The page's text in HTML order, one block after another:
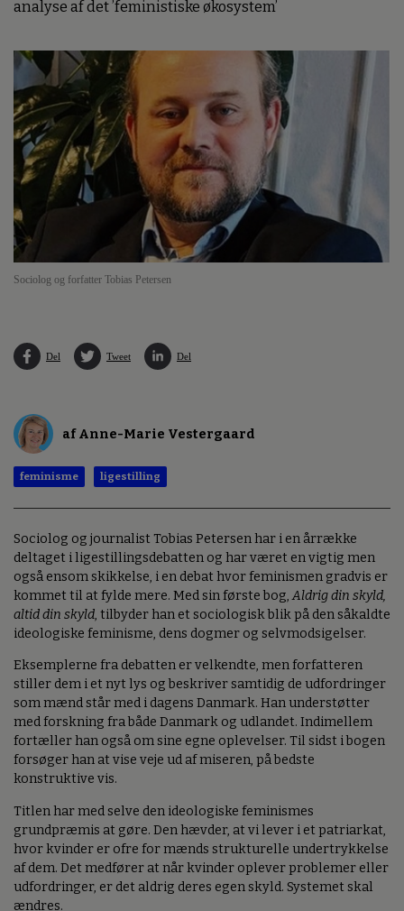
analyse af det ’feministiske økosystem’
Sociolog og forfatter Tobias Petersen
Del Tweet Del
af Anne-Marie Vestergaard
feminisme ligestilling
Sociolog og journalist Tobias Petersen har i en årrække
deltaget i ligestillingsdebatten og har været en vigtig men
også ensom skikkelse, i en debat hvor feminismen gradvis er
kommet til at fylde mere. Med sin første bog,Aldrig din skyld,
altid din skyld, tilbyder han et sociologisk blik på den såkaldte
ideologiske feminisme, dens dogmer og selvmodsigelser.
Eksemplerne fra debatten er velkendte, men forfatteren
stiller dem i et nyt lys og beskriver samtidig de udfordringer
som mænd står med i dagens Danmark. Han understøtter
med forskning fra både Danmark og udlandet. Indimellem
fortæller han også om sine egne oplevelser. Til sidst i bogen
forsøger han at vise veje ud af miseren, på bedste
konstruktive vis.
Titlen har med selve den ideologiske feminismes
grundpræmis at gøre. Den hævder, at vi lever i et patriarkat,
hvor kvinder er ofre for mænds strukturelle undertrykkelse
af dem. Det medfører at når kvinder oplever problemer eller
udfordringer, er det aldrig deres egen skyld. Systemet skal
ændres.